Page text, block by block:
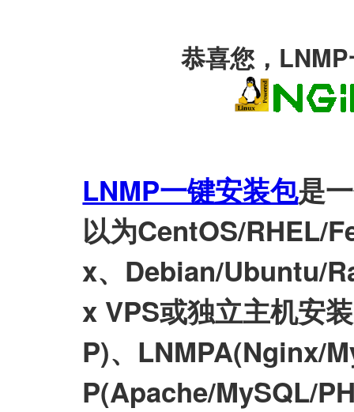
恭喜您，
LNMP一键安装包是
以为CentOS/RHEL/
x、Debian/Ubuntu/
x VPS或独立主机安
P)、LNMPA(Nginx/
P(Apache/MySQL/